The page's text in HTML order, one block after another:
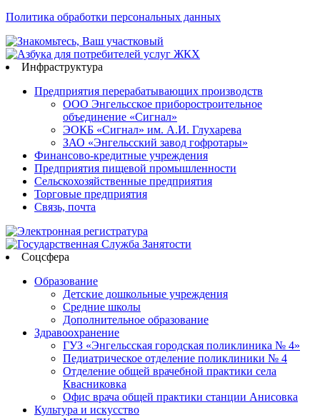
Политика обработки персональных данных
Инфраструктура
Предприятия перерабатывающих производств
ООО Энгельсское приборостроительное
объединение «Сигнал»
ЭОКБ «Сигнал» им. А.И. Глухарева
ЗАО «Энгельсский завод гофротары»
Финансово-кредитные учреждения
Предприятия пищевой промышленности
Сельскохозяйственные предприятия
Торговые предприятия
Связь, почта
Соцсфера
Образование
Детские дошкольные учреждения
Средние школы
Дополнительное образование
Здравоохранение
ГУЗ «Энгельсская городская поликлиника № 4»
Педиатрическое отделение поликлиники № 4
Отделение общей врачебной практики села
Квасниковка
Офис врача общей практики станции Анисовка
Культура и искусство